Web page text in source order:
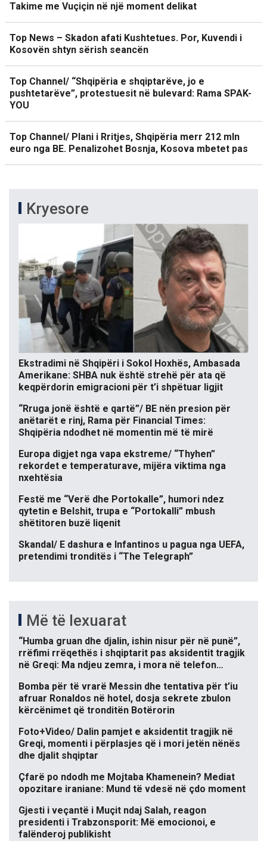
Takime me Vuçiçin në një moment delikat
Top News – Skadon afati Kushtetues. Por, Kuvendi i
Kosovën shtyn sërish seancën
Top Channel/ “Shqipëria e shqiptarëve, jo e
pushtetarëve”, protestuesit në bulevard: Rama SPAK-
YOU
Top Channel/ Plani i Rritjes, Shqipëria merr 212 mln
euro nga BE. Penalizohet Bosnja, Kosova mbetet pas
Kryesore
Ekstradimi në Shqipëri i Sokol Hoxhës, Ambasada
Amerikane: SHBA nuk është strehë për ata që
keqpërdorin emigracioni për t’i shpëtuar ligjit
“Rruga jonë është e qartë”/ BE nën presion për
anëtarët e rinj, Rama për Financial Times:
Shqipëria ndodhet në momentin më të mirë
Europa digjet nga vapa ekstreme/ “Thyhen”
rekordet e temperaturave, mijëra viktima nga
nxehtësia
Festë me “Verë dhe Portokalle”, humori ndez
qytetin e Belshit, trupa e “Portokalli” mbush
shëtitoren buzë liqenit
Skandal/ E dashura e Infantinos u pagua nga UEFA,
pretendimi tronditës i “The Telegraph”
Më të lexuarat
“Humba gruan dhe djalin, ishin nisur për në punë”,
rrëfimi rrëqethës i shqiptarit pas aksidentit tragjik
në Greqi: Ma ndjeu zemra, i mora në telefon…
Bomba për të vrarë Messin dhe tentativa për t’iu
afruar Ronaldos në hotel, dosja sekrete zbulon
kërcënimet që tronditën Botërorin
Foto+Video/ Dalin pamjet e aksidentit tragjik në
Greqi, momenti i përplasjes që i mori jetën nënës
dhe djalit shqiptar
Çfarë po ndodh me Mojtaba Khamenein? Mediat
opozitare iraniane: Mund të vdesë në çdo moment
Gjesti i veçantë i Muçit ndaj Salah, reagon
presidenti i Trabzonsporit: Më emocionoi, e
falënderoj publikisht